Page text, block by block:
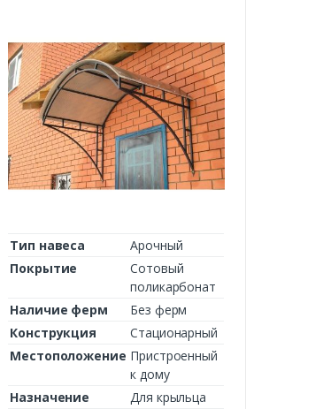
Тип навеса
Арочный
Покрытие
Сотовый
поликарбонат
Наличие ферм
Без ферм
Конструкция
Стационарный
Местоположение Пристроенный
к дому
Назначение
Для крыльца